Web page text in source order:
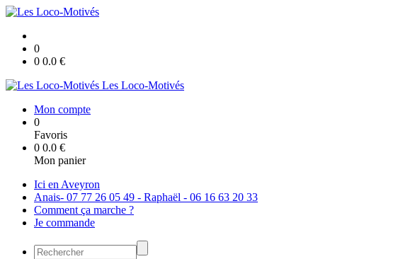
0
0 0.0 €
Les Loco-Motivés
Mon compte
0
Favoris
0 0.0 €
Mon panier
Ici en Aveyron
Anais- 07 77 26 05 49 - Raphaël - 06 16 63 20 33
Comment ça marche ?
Je commande